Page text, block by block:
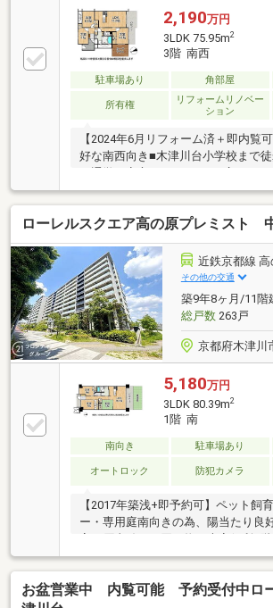
2,190万円
3LDK 75.95m2
3階 南西
駐車場あり 角部屋
所有権
リフォームリノベー
ション
【2024年6月リフォーム済＋即内覧
好な南西向き■木津川台小学校まで徒
の通学も安心！■13.69m2の広々ル
放的なフラット対面キッチン採用！
ローレルスクエア高の原プレミスト
近鉄京都線
その他の交通
築9年8ヶ月/11階
総戸数263戸
京都府木津川
5,180万円
3LDK 80.39m2
1階 南
南向き 駐車場あり
オートロック 防犯カメラ
【2017年築浅+即予約可】ペット飼
ー・専用庭南向きの為、陽当たり良
高の原直結でお買い物に大変便利■階
りませんので、小さなお子様やペッ
お盆営業中 内覧可能 予約受付中ロ